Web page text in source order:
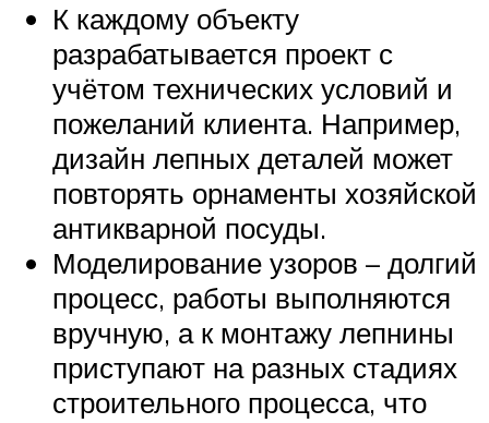
К каждому объекту
разрабатывается проект с
учётом технических условий и
пожеланий клиента. Например,
дизайн лепных деталей может
повторять орнаменты хозяйской
антикварной посуды.
Моделирование узоров – долгий
процесс, работы выполняются
вручную, а к монтажу лепнины
приступают на разных стадиях
строительного процесса, что